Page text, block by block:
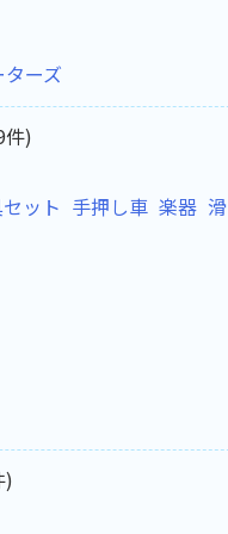
ターズ
件)
ット 手押し車 楽器
)